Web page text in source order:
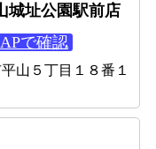
城址公園駅前店
で確認
山５丁目１８番１